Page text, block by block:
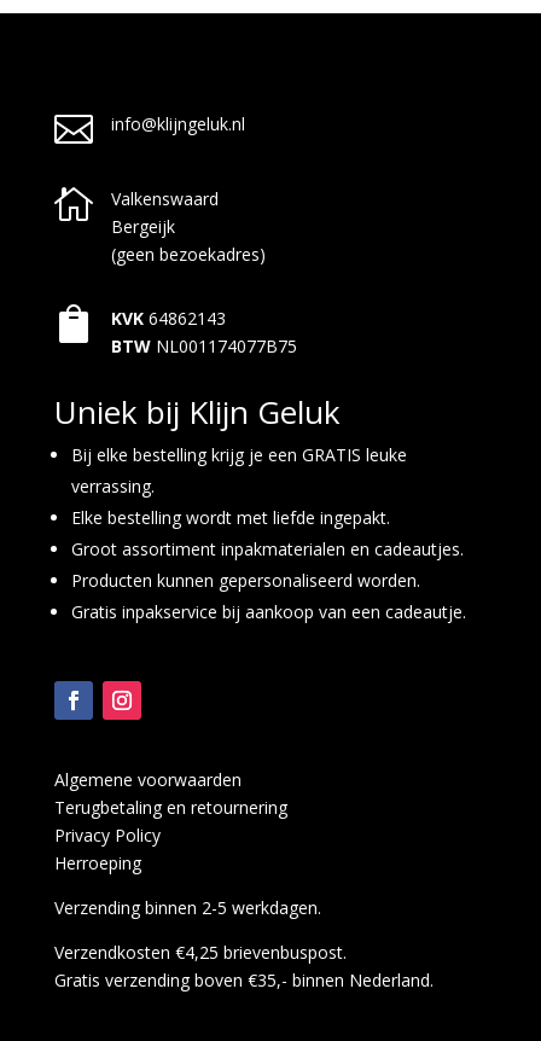
 info@klijngeluk.nl

Valkenswaard
Bergeijk
(geen bezoekadres)
 KVK 64862143
BTW NL001174077B75
Uniek bij Klijn Geluk
Bij elke bestelling krijg je een GRATIS leuke
verrassing.
Elke bestelling wordt met liefde ingepakt.
Groot assortiment inpakmaterialen en cadeautjes.
Producten kunnen gepersonaliseerd worden.
Gratis inpakservice bij aankoop van een cadeautje.
Algemene voorwaarden
Terugbetaling en retournering
Privacy Policy
Herroeping
Verzending binnen 2-5 werkdagen.
Verzendkosten €4,25 brievenbuspost.
Gratis verzending boven €35,- binnen Nederland.